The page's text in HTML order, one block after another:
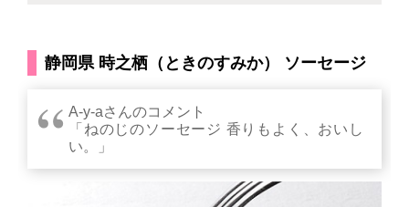
静岡県 時之栖（ときのすみか） ソーセージ
A-y-aさんのコメント
「ねのじのソーセージ 香りもよく、おいし
い。」